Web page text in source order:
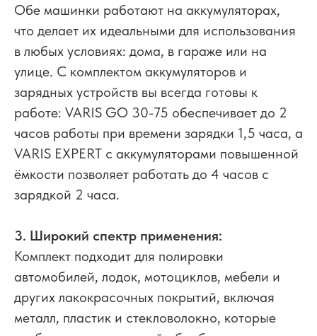
Обе машинки работают на аккумуляторах,
что делает их идеальными для использования
в любых условиях: дома, в гараже или на
улице. С комплектом аккумуляторов и
зарядных устройств вы всегда готовы к
работе: VARIS GO 30-75 обеспечивает до 2
часов работы при времени зарядки 1,5 часа, а
VARIS EXPERT с аккумуляторами повышенной
ёмкости позволяет работать до 4 часов с
зарядкой 2 часа.
3. Широкий спектр применения:
Комплект подходит для полировки
автомобилей, лодок, мотоциклов, мебели и
других лакокрасочных покрытий, включая
металл, пластик и стекловолокно, которые